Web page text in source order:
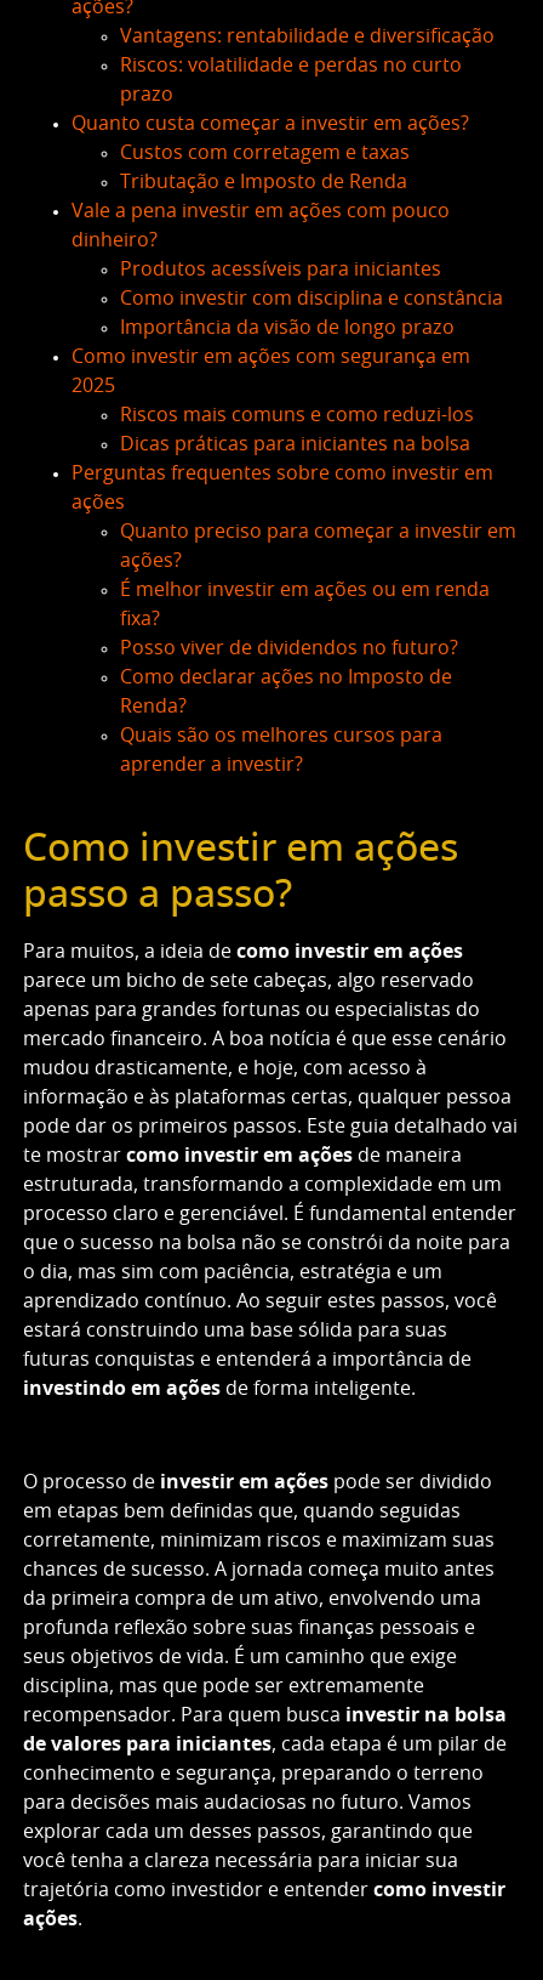
ações?
Vantagens: rentabilidade e diversificação
Riscos: volatilidade e perdas no curto
prazo
Quanto custa começar a investir em ações?
Custos com corretagem e taxas
Tributação e Imposto de Renda
Vale a pena investir em ações com pouco
dinheiro?
Produtos acessíveis para iniciantes
Como investir com disciplina e constância
Importância da visão de longo prazo
Como investir em ações com segurança em
2025
Riscos mais comuns e como reduzi-los
Dicas práticas para iniciantes na bolsa
Perguntas frequentes sobre como investir em
ações
Quanto preciso para começar a investir em
ações?
É melhor investir em ações ou em renda
fixa?
Posso viver de dividendos no futuro?
Como declarar ações no Imposto de
Renda?
Quais são os melhores cursos para
aprender a investir?
Como investir em ações
passo a passo?
Para muitos, a ideia de como investir em ações
parece um bicho de sete cabeças, algo reservado
apenas para grandes fortunas ou especialistas do
mercado financeiro. A boa notícia é que esse cenário
mudou drasticamente, e hoje, com acesso à
informação e às plataformas certas, qualquer pessoa
pode dar os primeiros passos. Este guia detalhado vai
te mostrar como investir em ações de maneira
estruturada, transformando a complexidade em um
processo claro e gerenciável. É fundamental entender
que o sucesso na bolsa não se constrói da noite para
o dia, mas sim com paciência, estratégia e um
aprendizado contínuo. Ao seguir estes passos, você
estará construindo uma base sólida para suas
futuras conquistas e entenderá a importância de
investindo em ações de forma inteligente.
O processo de investir em ações pode ser dividido
em etapas bem definidas que, quando seguidas
corretamente, minimizam riscos e maximizam suas
chances de sucesso. A jornada começa muito antes
da primeira compra de um ativo, envolvendo uma
profunda reflexão sobre suas finanças pessoais e
seus objetivos de vida. É um caminho que exige
disciplina, mas que pode ser extremamente
recompensador. Para quem busca investir na bolsa
de valores para iniciantes, cada etapa é um pilar de
conhecimento e segurança, preparando o terreno
para decisões mais audaciosas no futuro. Vamos
explorar cada um desses passos, garantindo que
você tenha a clareza necessária para iniciar sua
trajetória como investidor e entender como investir
ações.